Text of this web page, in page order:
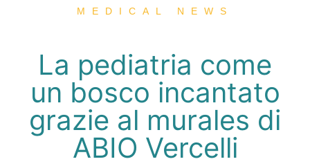
MEDICAL NEWS
La pediatria come
un bosco incantato
grazie al murales di
ABIO Vercelli